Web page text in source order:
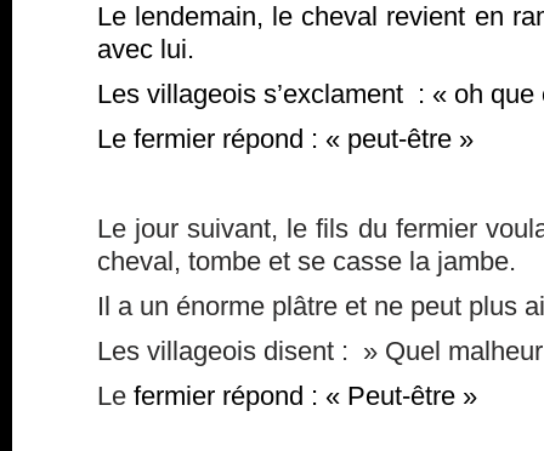
Le lendemain, le cheval revient en
avec lui.
Les villageois s’exclament : « oh que
Le fermier répond : « peut-être »
Le jour suivant, le fils du fermier
cheval, tombe et se casse la jambe.
Il a un énorme plâtre et ne peut plus
Les villageois disent : » Quel
Le fermier répond : « Peut-être »